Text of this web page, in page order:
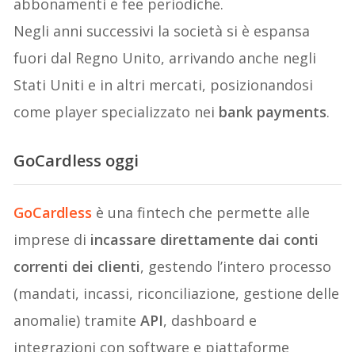
abbonamenti e fee periodiche.
Negli anni successivi la società si è espansa
fuori dal Regno Unito, arrivando anche negli
Stati Uniti e in altri mercati, posizionandosi
come player specializzato nei bank payments.
GoCardless oggi
GoCardless è una fintech che permette alle
imprese di incassare direttamente dai conti
correnti dei clienti, gestendo l’intero processo
(mandati, incassi, riconciliazione, gestione delle
anomalie) tramiteAPI, dashboard e
integrazioni con software e piattaforme